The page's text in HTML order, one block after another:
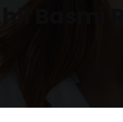
Ahli